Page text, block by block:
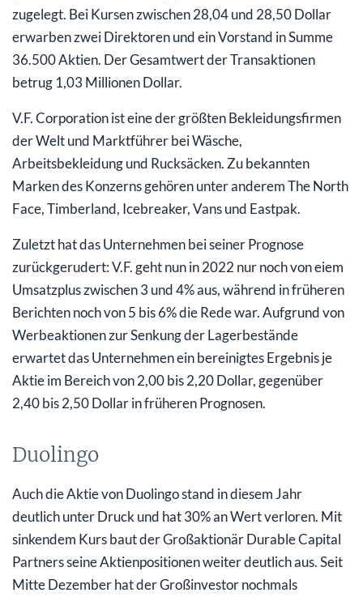
zugelegt. Bei Kursen zwischen 28,04 und 28,50 Dollar
erwarben zwei Direktoren und ein Vorstand in Summe
36.500 Aktien. Der Gesamtwert der Transaktionen
betrug 1,03 Millionen Dollar.
V.F. Corporation ist eine der größten Bekleidungsfirmen
der Welt und Marktführer bei Wäsche,
Arbeitsbekleidung und Rucksäcken. Zu bekannten
Marken des Konzerns gehören unter anderem The North
Face, Timberland, Icebreaker, Vans und Eastpak.
Zuletzt hat das Unternehmen bei seiner Prognose
zurückgerudert: V.F. geht nun in 2022 nur noch von eiem
Umsatzplus zwischen 3 und 4% aus, während in früheren
Berichten noch von 5 bis 6% die Rede war. Aufgrund von
Werbeaktionen zur Senkung der Lagerbestände
erwartet das Unternehmen ein bereinigtes Ergebnis je
Aktie im Bereich von 2,00 bis 2,20 Dollar, gegenüber
2,40 bis 2,50 Dollar in früheren Prognosen.
Duolingo
Auch die Aktie von Duolingo stand in diesem Jahr
deutlich unter Druck und hat 30% an Wert verloren. Mit
sinkendem Kurs baut der Großaktionär Durable Capital
Partners seine Aktienpositionen weiter deutlich aus. Seit
Mitte Dezember hat der Großinvestor nochmals